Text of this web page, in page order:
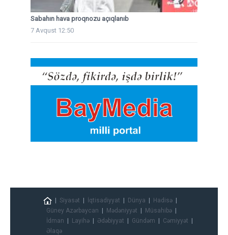
Sabahın hava proqnozu açıqlanıb
7 Avqust 12:50
Siyasət İqtisadiyyat Dünya
Hadisə
Güney Azərbaycan
Mədəniyyət
Müsahibə
İdman
Layihə Ədəbiyyat Gündəm
Cəmiyyət
Əlaqə